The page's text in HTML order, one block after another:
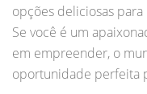
opções deliciosas
Se você é um
em empreender, o
oportunidade perfeita